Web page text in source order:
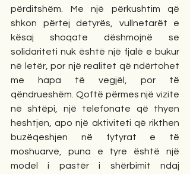
përditshëm. Me një përkushtim që
shkon përtej detyrës, vullnetarët e
kësaj shoqate dëshmojnë se
solidariteti nuk është një fjalë e bukur
në letër, por një realitet që ndërtohet
me hapa të vegjël, por të
qëndrueshëm. Qoftë përmes një vizite
në shtëpi, një telefonate që thyen
heshtjen, apo një aktiviteti që rikthen
buzëqeshjen në fytyrat e të
moshuarve, puna e tyre është një
model i pastër i shërbimit ndaj